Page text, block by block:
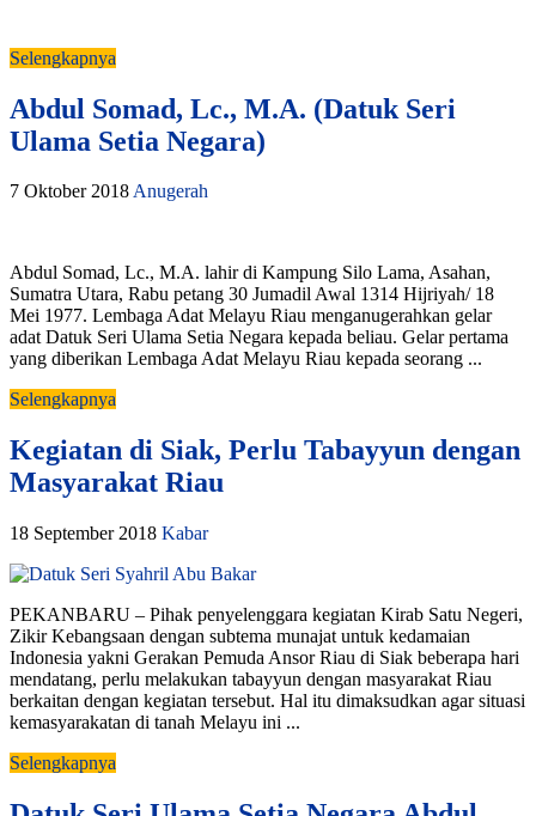
Selengkapnya
Abdul Somad, Lc., M.A. (Datuk Seri
Ulama Setia Negara)
7 Oktober 2018Anugerah
Abdul Somad, Lc., M.A. lahir di Kampung Silo Lama, Asahan,
Sumatra Utara, Rabu petang 30 Jumadil Awal 1314 Hijriyah/ 18
Mei 1977. Lembaga Adat Melayu Riau menganugerahkan gelar
adat Datuk Seri Ulama Setia Negara kepada beliau. Gelar pertama
yang diberikan Lembaga Adat Melayu Riau kepada seorang ...
Selengkapnya
Kegiatan di Siak, Perlu Tabayyun dengan
Masyarakat Riau
18 September 2018 Kabar
PEKANBARU – Pihak penyelenggara kegiatan Kirab Satu Negeri,
Zikir Kebangsaan dengan subtema munajat untuk kedamaian
Indonesia yakni Gerakan Pemuda Ansor Riau di Siak beberapa hari
mendatang, perlu melakukan tabayyun dengan masyarakat Riau
berkaitan dengan kegiatan tersebut. Hal itu dimaksudkan agar situasi
kemasyarakatan di tanah Melayu ini ...
Selengkapnya